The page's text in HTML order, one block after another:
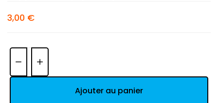
3,00 €
Quantité:
Ajouter au panier